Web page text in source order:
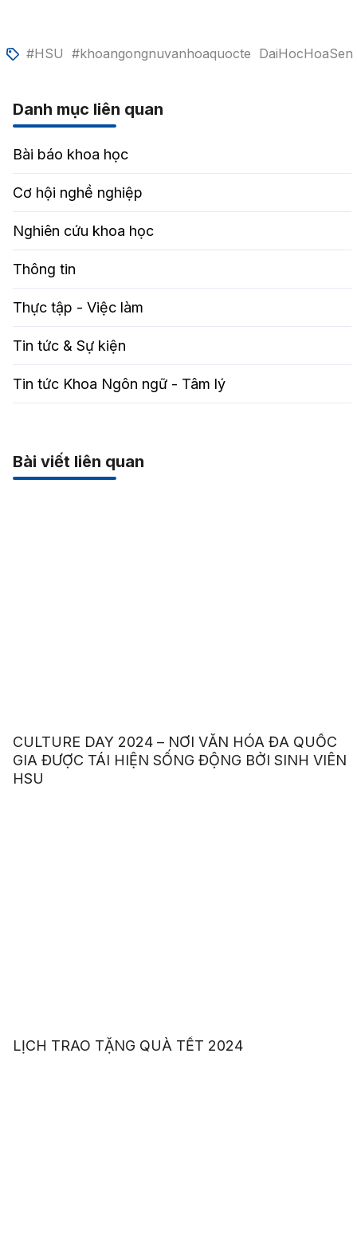
#HSU #khoangongnuvanhoaquocte DaiHocHoaSen
Danh mục liên quan
Bài báo khoa học
Cơ hội nghề nghiệp
Nghiên cứu khoa học
Thông tin
Thực tập - Việc làm
Tin tức & Sự kiện
Tin tức Khoa Ngôn ngữ - Tâm lý
Bài viết liên quan
CULTURE DAY 2024 – NƠI VĂN HÓA ĐA QUỐC
GIA ĐƯỢC TÁI HIỆN SỐNG ĐỘNG BỞI SINH VIÊN
HSU
LỊCH TRAO TẶNG QUÀ TẾT 2024